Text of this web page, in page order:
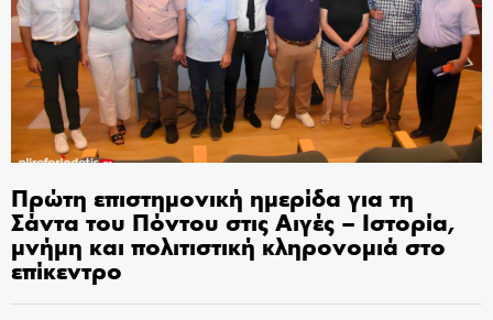
Πρώτη επιστημονική ημερίδα για τη
Σάντα του Πόντου στις Αιγές – Ιστορία,
μνήμη και πολιτιστική κληρονομιά στο
επίκεντρο